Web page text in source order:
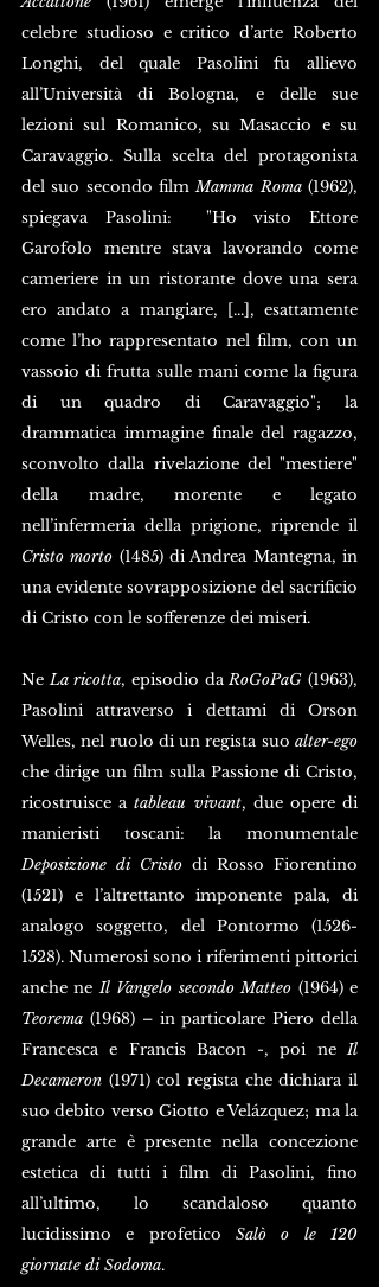
celebre studioso e critico d’arte Roberto
Longhi, del quale Pasolini fu allievo
all’Università di Bologna, e delle sue
lezioni sul Romanico, su Masaccio e su
Caravaggio. Sulla scelta del protagonista
del suo secondo film Mamma Roma (1962),
spiegava Pasolini:  "Ho visto Ettore
Garofolo mentre stava lavorando come
cameriere in un ristorante dove una sera
ero andato a mangiare, [...], esattamente
come l’ho rappresentato nel film, con un
vassoio di frutta sulle mani come la figura
di un quadro di Caravaggio"; la
drammatica immagine finale del ragazzo,
sconvolto dalla rivelazione del "mestiere"
della madre, morente e legato
Cristo morto (1485) di Andrea Mantegna, in
una evidente sovrapposizione del sacrificio
di Cristo con le sofferenze dei miseri.
Ne La ricotta, episodio da RoGoPaG (1963),
Pasolini attraverso i dettami di Orson
Welles, nel ruolo di un regista suo alter-ego
che dirige un film sulla Passione di Cristo,
ricostruisce a tableau vivant, due opere di
Deposizione di Cristo di Rosso Fiorentino
(1521) e l’altrettanto imponente pala, di
analogo soggetto, del Pontormo (1526-
1528). Numerosi sono i riferimenti pittorici
anche ne Il Vangelo secondo Matteo
Teorema (1968) – in particolare Piero della
Francesca e Francis Bacon -, poi ne Il
Decameron (1971) col regista che dichiara il
suo debito verso Giotto e Velázquez; ma la
grande arte è presente nella concezione
estetica di tutti i film di Pasolini, fino
all’ultimo, lo scandaloso quanto
lucidissimo e profetico Salò o le 120
giornate di Sodoma.